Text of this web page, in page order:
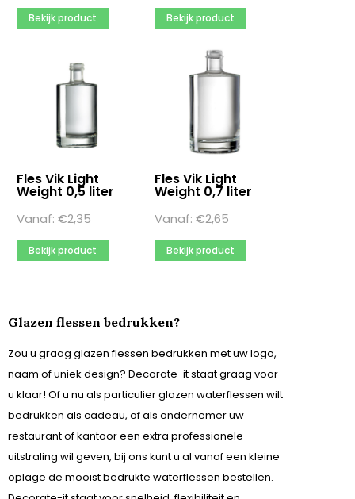
Bekijk product Bekijk product
Fles Vik Light
Weight 0,5 liter
Vanaf: €2,35
Bekijk product
Fles Vik Light
Weight 0,7 liter
Vanaf:€2,65
Bekijk product
Glazen flessen bedrukken?
Zou u graag glazen flessen bedrukken met uw logo,
naam of uniek design? Decorate-it staat graag voor
u klaar! Of u nu als particulier glazen waterflessen wilt
bedrukken als cadeau, of als ondernemer uw
restaurant of kantoor een extra professionele
uitstraling wil geven, bij ons kunt u al vanaf een kleine
oplage de mooist bedrukte waterflessen bestellen.